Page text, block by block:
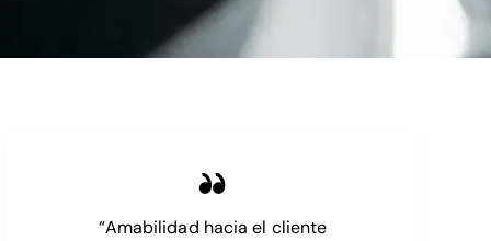
“Amabilidad hacia el cliente